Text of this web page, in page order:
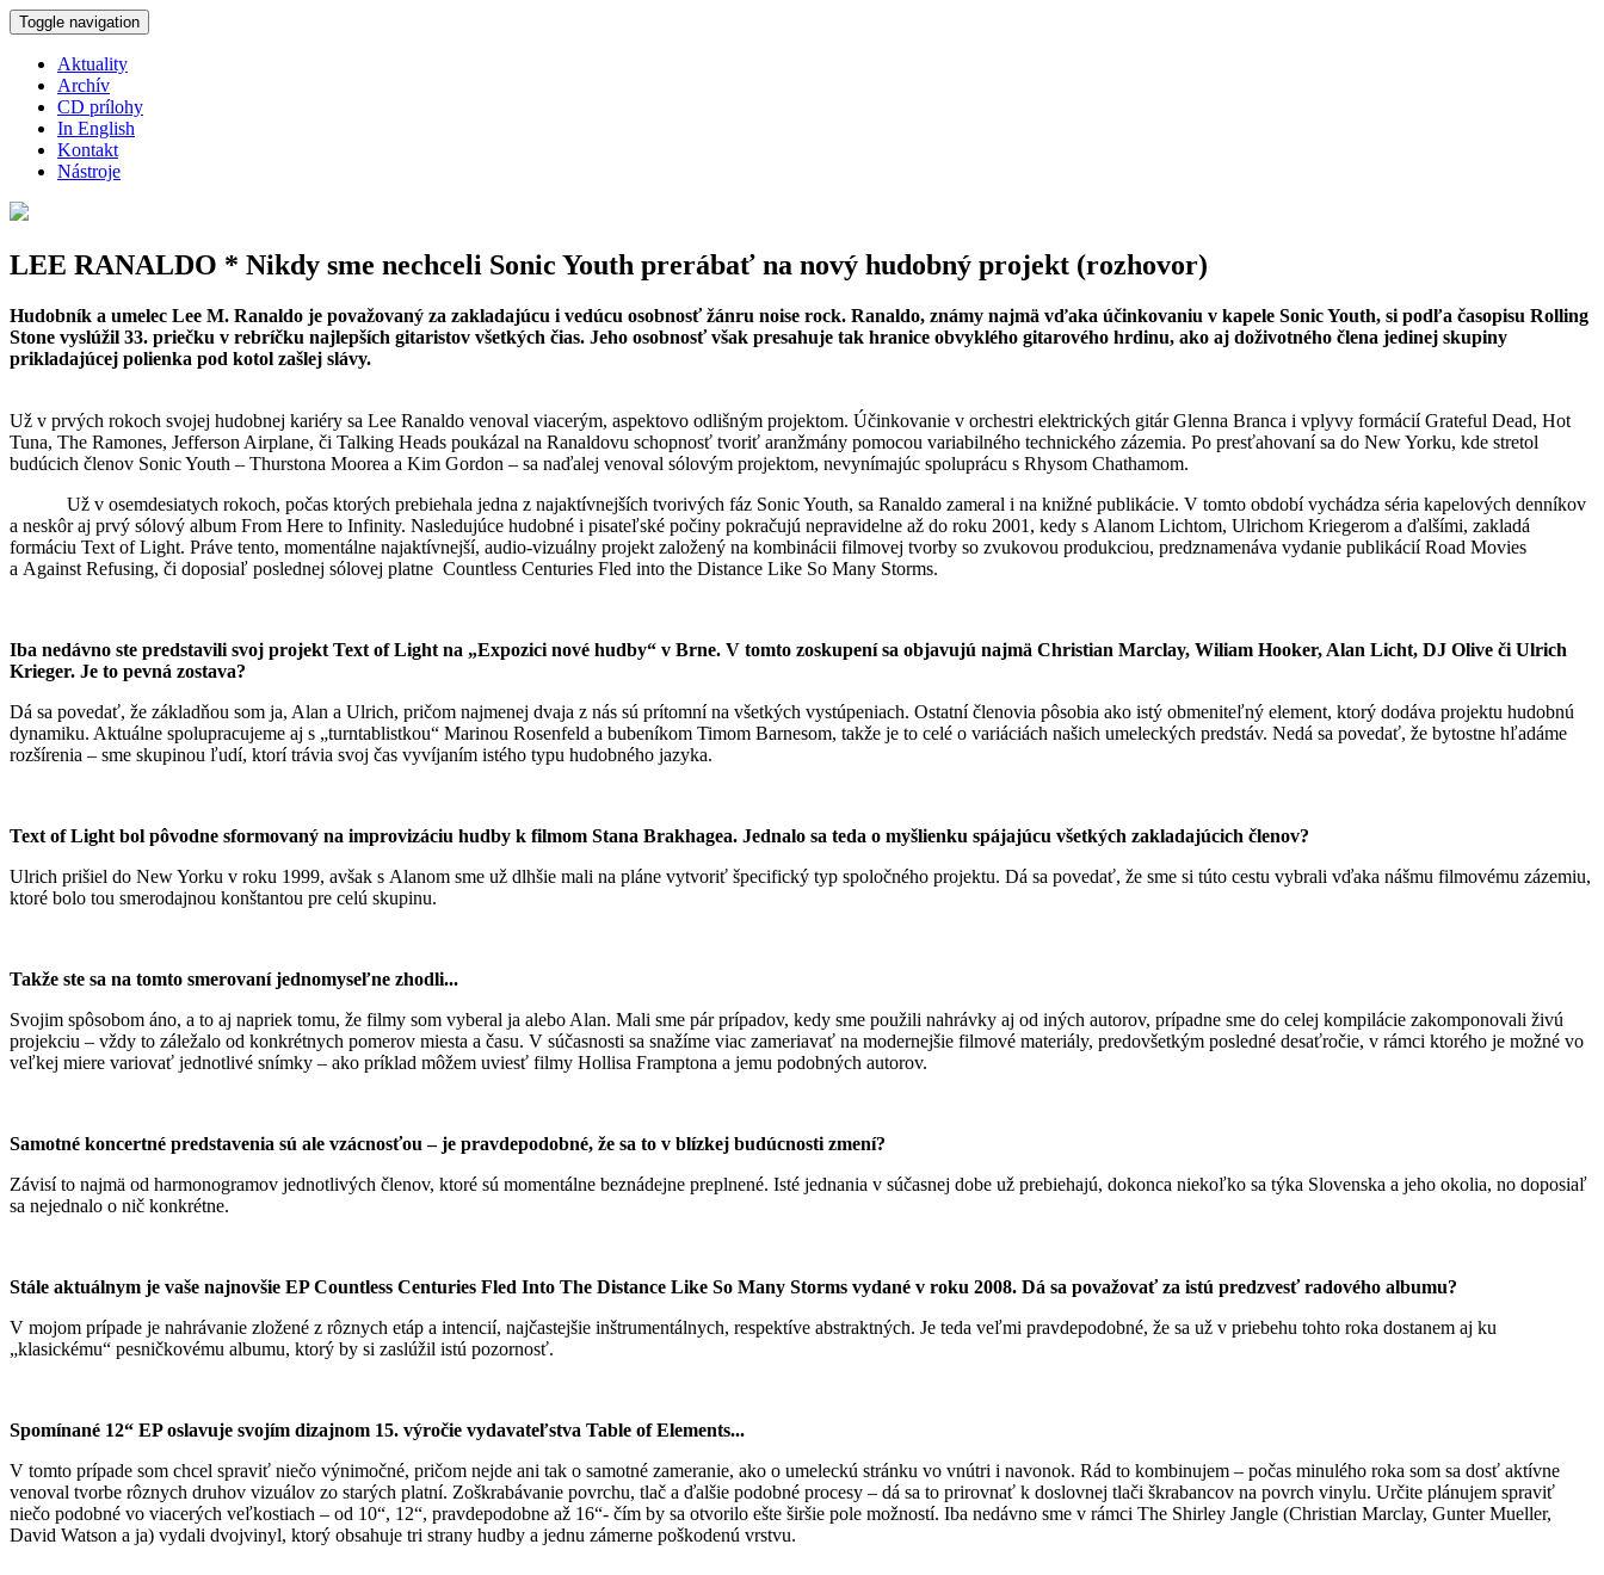
Skočiť na hlavný obsah
Toggle navigation
Aktuality
Archív
CD prílohy
In English
Kontakt
Nástroje
LEE RANALDO * Nikdy sme nechceli Sonic Youth prerábať na nový hudobný projekt (rozhovor)
Hudobník a umelec Lee M. Ranaldo je považovaný za zakladajúcu i vedúcu osobnosť žánru noise rock. Ranaldo, známy najmä vďaka účinkovaniu v kapele Sonic Youth, si podľa časopisu Rolling
Stone vyslúžil 33. priečku v rebríčku najlepších gitaristov všetkých čias. Jeho osobnosť však presahuje tak hranice obvyklého gitarového hrdinu, ako aj doživotného člena jedinej skupiny
prikladajúcej polienka pod kotol zašlej slávy.
Už v prvých rokoch svojej hudobnej kariéry sa Lee Ranaldo venoval viacerým, aspektovo odlišným projektom. Účinkovanie v orchestri elektrických gitár Glenna Branca i vplyvy formácií Grateful Dead, Hot
Tuna, The Ramones, Jefferson Airplane, či Talking Heads poukázal na Ranaldovu schopnosť tvoriť aranžmány pomocou variabilného technického zázemia. Po presťahovaní sa do New Yorku, kde stretol
budúcich členov Sonic Youth – Thurstona Moorea a Kim Gordon – sa naďalej venoval sólovým projektom, nevynímajúc spoluprácu s Rhysom Chathamom.
Už v osemdesiatych rokoch, počas ktorých prebiehala jedna z najaktívnejších tvorivých fáz Sonic Youth, sa Ranaldo zameral i na knižné publikácie. V tomto období vychádza séria kapelových denníkov
a neskôr aj prvý sólový album From Here to Infinity. Nasledujúce hudobné i pisateľské počiny pokračujú nepravidelne až do roku 2001, kedy s Alanom Lichtom, Ulrichom Kriegerom a ďalšími, zakladá
formáciu Text of Light. Práve tento, momentálne najaktívnejší, audio-vizuálny projekt založený na kombinácii filmovej tvorby so zvukovou produkciou, predznamenáva vydanie publikácií Road Movies
a Against Refusing, či doposiaľ poslednej sólovej platne Countless Centuries Fled into the Distance Like So Many Storms.
Iba nedávno ste predstavili svoj projekt Text of Light na „Expozici nové hudby“ v Brne. V tomto zoskupení sa objavujú najmä Christian Marclay, Wiliam Hooker, Alan Licht, DJ Olive či Ulrich
Krieger. Je to pevná zostava?
Dá sa povedať, že základňou som ja, Alan a Ulrich, pričom najmenej dvaja z nás sú prítomní na všetkých vystúpeniach. Ostatní členovia pôsobia ako istý obmeniteľný element, ktorý dodáva projektu hudobnú
dynamiku. Aktuálne spolupracujeme aj s „turntablistkou“ Marinou Rosenfeld a bubeníkom Timom Barnesom, takže je to celé o variáciách našich umeleckých predstáv. Nedá sa povedať, že bytostne hľadáme
rozšírenia – sme skupinou ľudí, ktorí trávia svoj čas vyvíjaním istého typu hudobného jazyka.
Text of Light bol pôvodne sformovaný na improvizáciu hudby k filmom Stana Brakhagea. Jednalo sa teda o myšlienku spájajúcu všetkých zakladajúcich členov?
Ulrich prišiel do New Yorku v roku 1999, avšak s Alanom sme už dlhšie mali na pláne vytvoriť špecifický typ spoločného projektu. Dá sa povedať, že sme si túto cestu vybrali vďaka nášmu filmovému zázemiu,
ktoré bolo tou smerodajnou konštantou pre celú skupinu.
Takže ste sa na tomto smerovaní jednomyseľne zhodli...
Svojim spôsobom áno, a to aj napriek tomu, že filmy som vyberal ja alebo Alan. Mali sme pár prípadov, kedy sme použili nahrávky aj od iných autorov, prípadne sme do celej kompilácie zakomponovali živú
projekciu – vždy to záležalo od konkrétnych pomerov miesta a času. V súčasnosti sa snažíme viac zameriavať na modernejšie filmové materiály, predovšetkým posledné desaťročie, v rámci ktorého je možné vo
veľkej miere variovať jednotlivé snímky – ako príklad môžem uviesť filmy Hollisa Framptona a jemu podobných autorov.
Samotné koncertné predstavenia sú ale vzácnosťou – je pravdepodobné, že sa to v blízkej budúcnosti zmení?
Závisí to najmä od harmonogramov jednotlivých členov, ktoré sú momentálne beznádejne preplnené. Isté jednania v súčasnej dobe už prebiehajú, dokonca niekoľko sa týka Slovenska a jeho okolia, no doposiaľ
sa nejednalo o nič konkrétne.
Stále aktuálnym je vaše najnovšie EP Countless Centuries Fled Into The Distance Like So Many Storms vydané v roku 2008. Dá sa považovať za istú predzvesť radového albumu?
V mojom prípade je nahrávanie zložené z rôznych etáp a intencií, najčastejšie inštrumentálnych, respektíve abstraktných. Je teda veľmi pravdepodobné, že sa už v priebehu tohto roka dostanem aj ku
„klasickému“ pesničkovému albumu, ktorý by si zaslúžil istú pozornosť.
Spomínané 12“ EP oslavuje svojím dizajnom 15. výročie vydavateľstva Table of Elements...
V tomto prípade som chcel spraviť niečo výnimočné, pričom nejde ani tak o samotné zameranie, ako o umeleckú stránku vo vnútri i navonok. Rád to kombinujem – počas minulého roka som sa dosť aktívne
venoval tvorbe rôznych druhov vizuálov zo starých platní. Zoškrabávanie povrchu, tlač a ďalšie podobné procesy – dá sa to prirovnať k doslovnej tlači škrabancov na povrch vinylu. Určite plánujem spraviť
niečo podobné vo viacerých veľkostiach – od 10“, 12“, pravdepodobne až 16“- čím by sa otvorilo ešte širšie pole možností. Iba nedávno sme v rámci The Shirley Jangle (Christian Marclay, Gunter Mueller,
David Watson a ja) vydali dvojvinyl, ktorý obsahuje tri strany hudby a jednu zámerne poškodenú vrstvu.